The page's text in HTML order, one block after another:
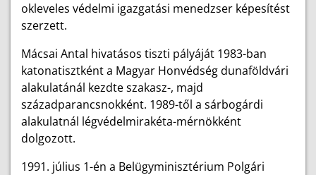
okleveles védelmi igazgatási menedzser képesítést
szerzett.
Mácsai Antal hivatásos tiszti pályáját 1983-ban
katonatisztként a Magyar Honvédség dunaföldvári
alakulatánál kezdte szakasz-, majd
századparancsnokként. 1989-től a sárbogárdi
alakulatnál légvédelmirakéta-mérnökként
dolgozott.
1991. július 1-én a Belügyminisztérium Polgári